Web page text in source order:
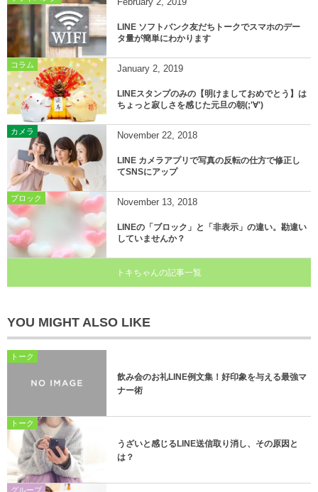
February 2, 2019
LINE ソフトバンク友だちトークでスマホのデー
タ量が簡単にわかります
コラム January 2, 2019
LINEスタンプのみの【明けましておめでとう】は
ちょっと寂しさを感じた元旦の朝(;'∀')
カメラ November 22, 2018
LINE カメラアプリで写真の反転の仕方で修正し
てSNSにアップ
ブロック November 13, 2018
LINEの「ブロック」と「非表示」の違い。勘違い
していませんか？
トキちゃんの記事一覧
YOU MIGHT ALSO LIKE
トーク
飲み会のお礼LINE例文集！好印象を与える最強マ
ナー術
トーク
うざいと感じるLINE送信取り消し、その原因と
は？
グループ